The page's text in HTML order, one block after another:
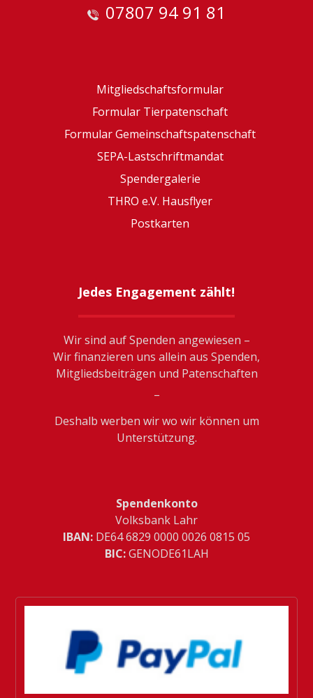
07807 94 91 81
Mitgliedschaftsformular
Formular Tierpatenschaft
Formular Gemeinschaftspatenschaft
SEPA-Lastschriftmandat
Spendergalerie
THRO e.V. Hausflyer
Postkarten
Jedes Engagement zählt!
Wir sind auf Spenden angewiesen –
Wir finanzieren uns allein aus Spenden,
Mitgliedsbeiträgen und Patenschaften
Deshalb werben wir wo wir können um
Unterstützung.
Spendenkonto
Volksbank Lahr
IBAN: ­DE64 6829 0000 0026 0815 05
BIC:GENODE61LAH